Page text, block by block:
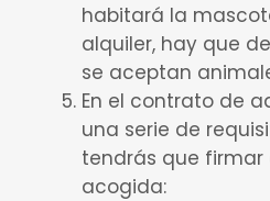
habitará la
alquiler, hay que
se aceptan
En el contrato de
una serie de
tendrás que
acogida: